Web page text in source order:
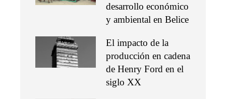
desarrollo económico
y ambiental en Belice
El impacto de la
producción en cadena
de Henry Ford en el
siglo XX